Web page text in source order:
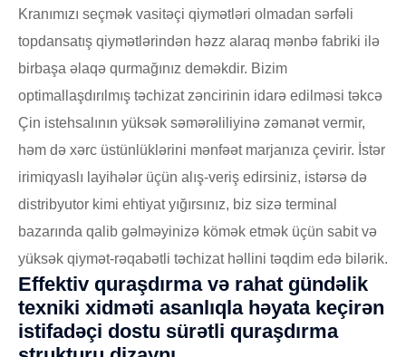
Kranımızı seçmək vasitəçi qiymətləri olmadan sərfəli
topdansatış qiymətlərindən həzz alaraq mənbə fabriki ilə
birbaşa əlaqə qurmağınız deməkdir. Bizim
optimallaşdırılmış təchizat zəncirinin idarə edilməsi təkcə
Çin istehsalının yüksək səmərəliliyinə zəmanət vermir,
həm də xərc üstünlüklərini mənfəət marjanıza çevirir. İstər
irimiqyaslı layihələr üçün alış-veriş edirsiniz, istərsə də
distribyutor kimi ehtiyat yığırsınız, biz sizə terminal
bazarında qalib gəlməyinizə kömək etmək üçün sabit və
yüksək qiymət-rəqabətli təchizat həllini təqdim edə bilərik.
Effektiv quraşdırma və rahat gündəlik
texniki xidməti asanlıqla həyata keçirən
istifadəçi dostu sürətli quraşdırma